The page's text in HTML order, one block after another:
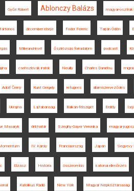
Győri Róbert Ablonczy Balázs magyar-osztrák
december elseje Fodor Ferenc Tarján Ödön
Millerand-levél őszirózsás forradalom podcast
csehszlovák iratok Neuilly Charles Daniélou
Adolf Černý Kunt Gergely refugees államszerveződés
Ukrajna Lajtabánság Balkán-félsziget Erdély Iaşi
Masaryk déli határ Szeghy-Gayer Veronika magyar-
IV. Károly Franciaország Japán Segyevy
Elzász História összeomlás katonai ellenőrzés
Katolikus Rádió New York Magyar Népköztársaság